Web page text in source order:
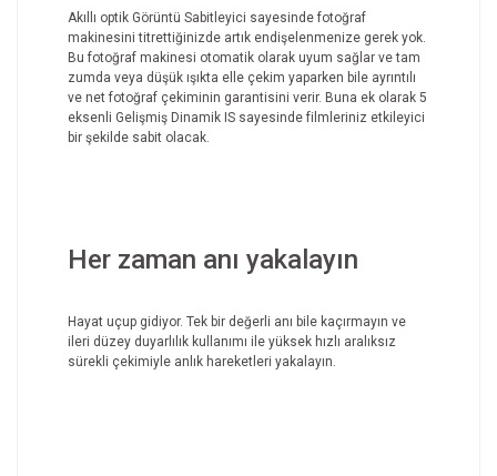
Akıllı optik Görüntü Sabitleyici sayesinde fotoğraf
makinesini titrettiğinizde artık endişelenmenize gerek yok.
Bu fotoğraf makinesi otomatik olarak uyum sağlar ve tam
zumda veya düşük ışıkta elle çekim yaparken bile ayrıntılı
ve net fotoğraf çekiminin garantisini verir. Buna ek olarak 5
eksenli Gelişmiş Dinamik IS sayesinde filmleriniz etkileyici
bir şekilde sabit olacak.
Her zaman anı yakalayın
Hayat uçup gidiyor. Tek bir değerli anı bile kaçırmayın ve
ileri düzey duyarlılık kullanımı ile yüksek hızlı aralıksız
sürekli çekimiyle anlık hareketleri yakalayın.